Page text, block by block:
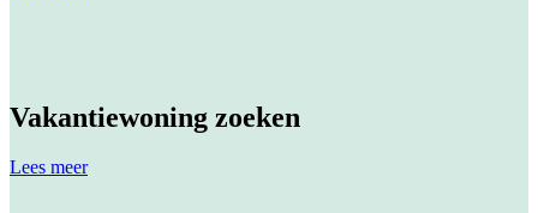
Vakantiewoning zoeken
Lees meer